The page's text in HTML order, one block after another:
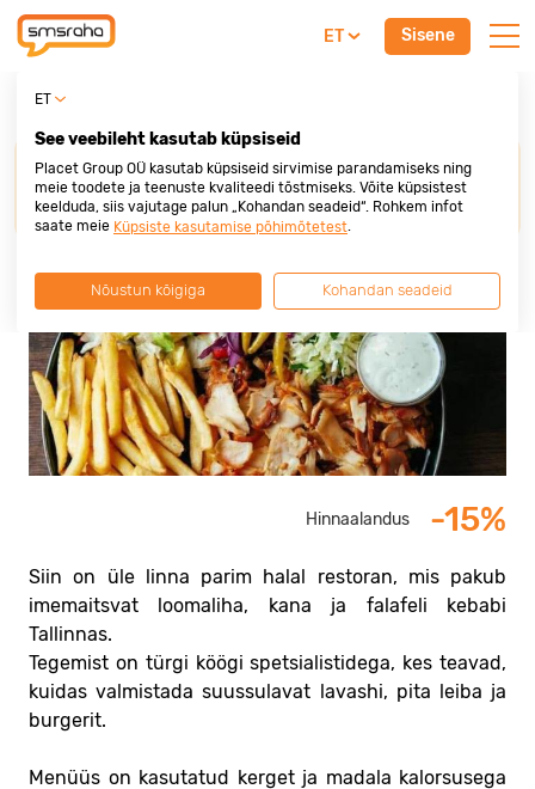
ET Sisene
Damak Döner & Kebab
Soodustuse saamiseks palume
esitada Placet
Group krediitkaartenne ostu või teenuse eest
tasumist.
Hinnaalandus -15%
Siin on üle linna parim halal restoran, mis pakub
imemaitsvat loomaliha, kana ja falafeli kebabi
Tallinnas.
Tegemist on türgi köögi spetsialistidega, kes teavad,
kuidas valmistada suussulavat lavashi, pita leiba ja
burgerit.
Menüüs on kasutatud kerget ja madala kalorsusega
ET
See veebileht kasutab küpsiseid
Placet Group OÜ kasutab küpsiseid sirvimise parandamiseks ning
meie toodete ja teenuste kvaliteedi tõstmiseks. Võite küpsistest
keelduda, siis vajutage palun „Kohandan seadeid“. Rohkem infot
saate meie Küpsiste kasutamise põhimõtetest.
Nõustun kõigiga Kohandan seadeid